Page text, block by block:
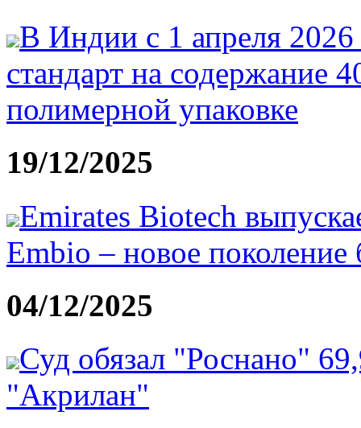
В Индии с 1 апреля 2026
стандарт на содержание
полимерной упаковке
19/12/2025
Emirates Biotech
Embio – новое
04/12/2025
Суд обязал "Роснано"
"Акрилан"